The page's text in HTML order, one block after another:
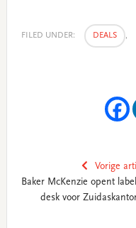
FILED UNDER: DEALS ,
Vorige
Baker McKenzie opent
desk voor